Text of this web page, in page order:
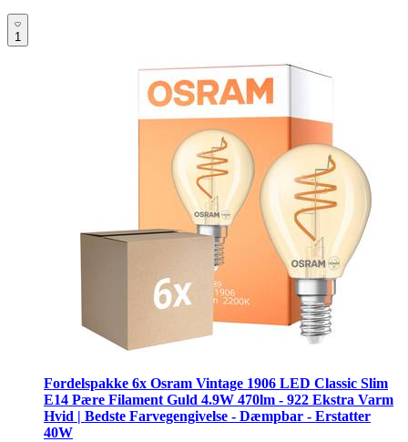
1
Fordelspakke 6x Osram Vintage 1906 LED Classic Slim
E14 Pære Filament Guld 4.9W 470lm - 922 Ekstra Varm
Hvid | Bedste Farvegengivelse - Dæmpbar - Erstatter
40W